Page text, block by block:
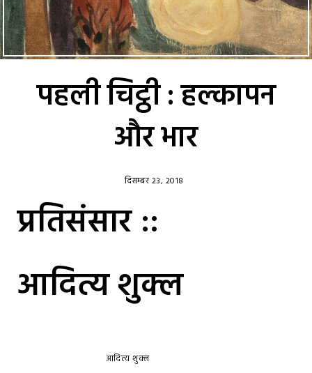
पहली चिट्ठी : हल्कापन
और भार
दिसम्बर 23, 2018
प्रतिसंसार ::
आदित्य शुक्ल
आदित्य शुक्ल